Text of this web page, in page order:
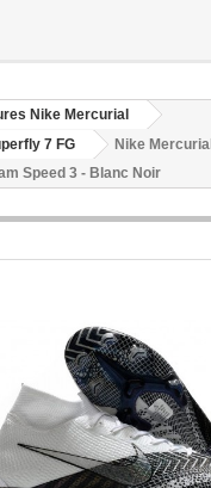
Nike Mercurial
7 FG
Nike
Speed 3 - Blanc Noir